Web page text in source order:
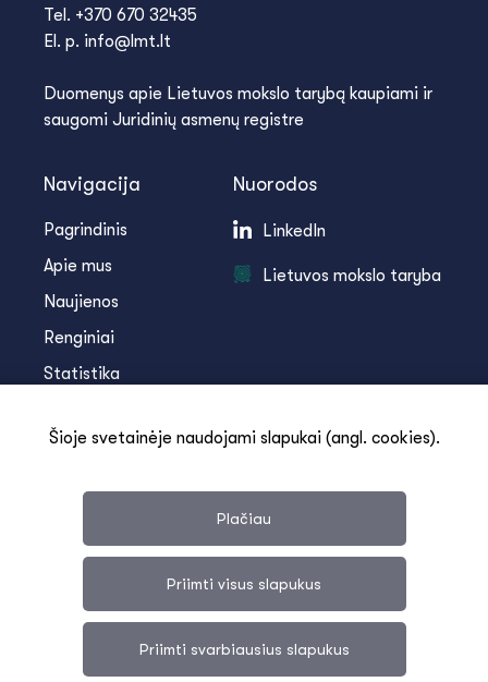
Tel. +370 670 32435
El. p. info@lmt.lt
Duomenys apie Lietuvos mokslo tarybą kaupiami ir
saugomi Juridinių asmenų registre
Navigacija
Pagrindinis
Apie mus
Naujienos
Renginiai
Statistika
Kontaktai
Nuorodos
LinkedIn
Lietuvos mokslo taryba
Duomenų apsauga
Šioje svetainėje naudojami slapukai (angl. cookies).
Plačiau
Priimti visus slapukus
Priimti svarbiausius slapukus